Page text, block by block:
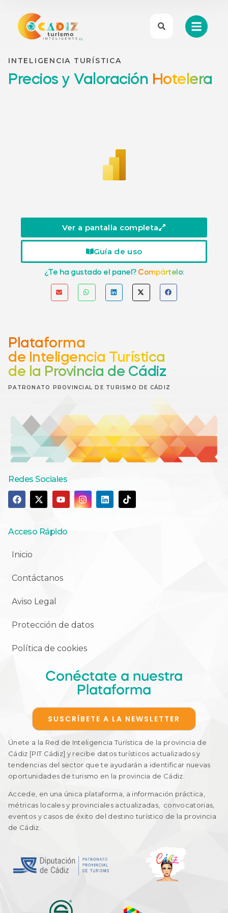
INTELIGENCIA TURÍSTICA
Precios y Valoración Hotelera
Ver a pantalla completa
Guía de uso
¿Te ha gustado el panel? Compártelo:
Plataforma
de Inteligencia Turística
de la Provincia de Cádiz
PATRONATO PROVINCIAL DE TURISMO DE CÁDIZ
Redes Sociales
Acceso Rápido
Inicio
Contáctanos
Aviso Legal
Protección de datos
Política de cookies
Conéctate a nuestra
Plataforma
SUSCRÍBETE A LA NEWSLETTER
Únete a la Red de Inteligencia Turística de la provincia de
Cádiz [PIT Cádiz] y recibe datos turísticos actualizados y
tendencias del sector que te ayudarán a identificar nuevas
oportunidades de turismo en la provincia de Cádiz.
Accede, en una única plataforma, a información práctica,
métricas locales y provinciales actualizadas, convocatorias,
eventos y casos de éxito del destino turístico de la provincia
de Cádiz.